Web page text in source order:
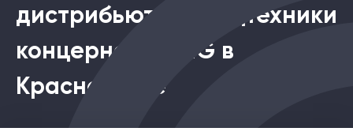
дистрибьютор спецтехники
концернов XCMG в
Красноярске